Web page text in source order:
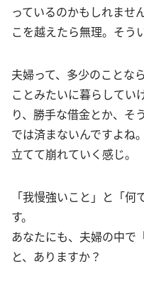
っているのかもしれませ
こを越えたら無理。そう
夫婦って、多少のことな
ことみたいに暮らしてい
り、勝手な借金とか、そ
では済まないんですよね
立てて崩れていく感じ。
「我慢強いこと」と「
す。
あなたにも、夫婦の中で
と、ありますか？